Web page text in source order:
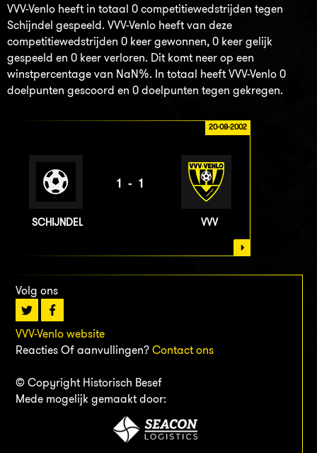
VVV-Venlo heeft in totaal 0 competitiewedstrijden tegen
Schijndel gespeeld. VVV-Venlo heeft van deze
competitiewedstrijden 0 keer gewonnen, 0 keer gelijk
gespeeld en 0 keer verloren. Dit komt neer op een
winstpercentage van NaN%. In totaal heeft VVV-Venlo 0
doelpunten gescoord en 0 doelpunten tegen gekregen.
20-08-2002
SCHIJNDEL
1-1
VVV
Volg ons
VVV-Venlo website
Reacties Of aanvullingen? Contact ons
© Copyright Historisch Besef
Mede mogelijk gemaakt door: